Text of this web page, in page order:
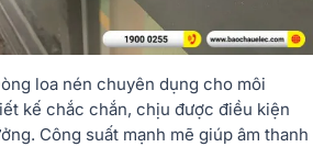
loa nén chuyên dụng cho môi
kế chắc chắn, chịu được điều kiện
Công suất mạnh mẽ giúp âm thanh